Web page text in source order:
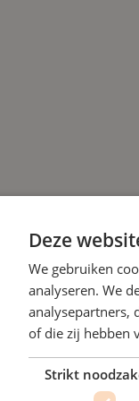
Deze
We gebruiken
analyseren. We
analysepartners,
of die zij hebben
Strikt